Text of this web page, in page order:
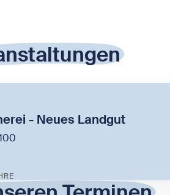
- Neues Landgut
- Neues Landgut